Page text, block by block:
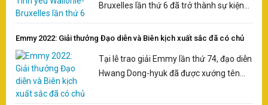
Bruxelles lần thứ 6 đã trở thành sự kiện...
Emmy 2022: Giải thưởng Đạo diễn và Biên kịch xuất sắc đã có chủ
Tại lễ trao giải Emmy lần thứ 74, đạo diễn
Hwang Dong-hyuk đã được xướng tên...